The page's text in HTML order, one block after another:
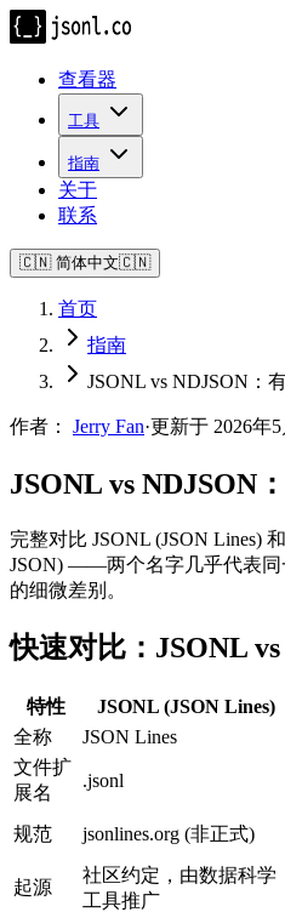
查看器
工具
指南
关于
联系
🇨🇳 简体中文🇨🇳
首页
指南
JSONL vs NDJSON：
作者： Jerry Fan·更新于 2026年5
JSONL vs NDJSON
完整对比 JSONL (JSON Lines)
JSON) ——两个名字几乎代表同
的细微差别。
快速对比：JSONL
特性 JSONL (JSON Lines)
全称
JSON Lines
文件扩
展名
.jsonl
规范 jsonlines.org (非正式)
起源
社区约定，由数据科学
工具推广